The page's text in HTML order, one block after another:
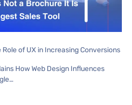
of UX in Increasing Conversions
How Web Design Influences